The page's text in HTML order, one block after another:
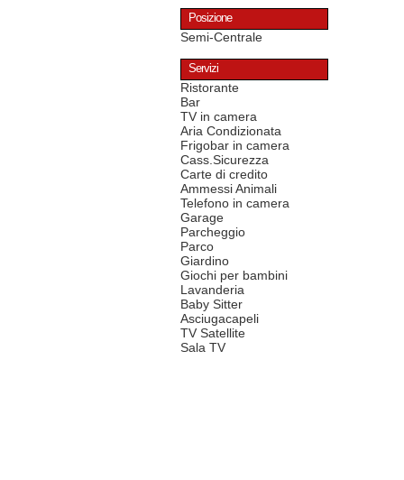
Posizione
Semi-Centrale
Servizi
Ristorante
Bar
TV in camera
Aria Condizionata
Frigobar in camera
Cass.Sicurezza
Carte di credito
Ammessi Animali
Telefono in camera
Garage
Parcheggio
Parco
Giardino
Giochi per bambini
Lavanderia
Baby Sitter
Asciugacapeli
TV Satellite
Sala TV